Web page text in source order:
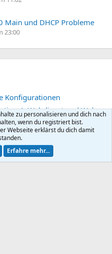
Main und DHCP Probleme
23:00
Konfigurationen
Synology DSM 7.2/7.3, Web Station 4, Webdienst und Webportal erstellen (ehemals vHost)
einrichten
einrichten
zu personalisieren und dich nach
wenn du registriert bist.
Webseite erklärst du dich damit
Erfahre mehr...